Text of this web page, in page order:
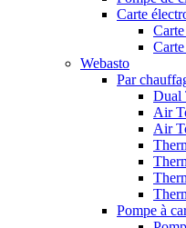
Carte
Webasto
Par
Dual
Air
Air
Pompe à